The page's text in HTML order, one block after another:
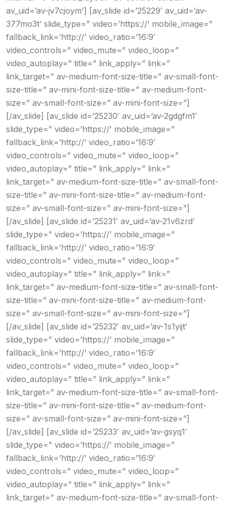
av_uid=’av-jv7cjoym’] [av_slide id=’25229′ av_uid=’av-
377mo3t’ slide_type=” video=’https://’ mobile_image=”
fallback_link=’http://’ video_ratio=’16:9′
video_controls=” video_mute=” video_loop=”
video_autoplay=” title=” link_apply=” link=”
link_target=” av-medium-font-size-title=” av-small-font-
size-title=” av-mini-font-size-title=” av-medium-font-
size=” av-small-font-size=” av-mini-font-size=”]
[/av_slide] [av_slide id=’25230′ av_uid=’av-2gdgfm1′
slide_type=” video=’https://’ mobile_image=”
fallback_link=’http://’ video_ratio=’16:9′
video_controls=” video_mute=” video_loop=”
video_autoplay=” title=” link_apply=” link=”
link_target=” av-medium-font-size-title=” av-small-font-
size-title=” av-mini-font-size-title=” av-medium-font-
size=” av-small-font-size=” av-mini-font-size=”]
[/av_slide] [av_slide id=’25231′ av_uid=’av-21v6zrd’
slide_type=” video=’https://’ mobile_image=”
fallback_link=’http://’ video_ratio=’16:9′
video_controls=” video_mute=” video_loop=”
video_autoplay=” title=” link_apply=” link=”
link_target=” av-medium-font-size-title=” av-small-font-
size-title=” av-mini-font-size-title=” av-medium-font-
size=” av-small-font-size=” av-mini-font-size=”]
[/av_slide] [av_slide id=’25232′ av_uid=’av-1s1yijt’
slide_type=” video=’https://’ mobile_image=”
fallback_link=’http://’ video_ratio=’16:9′
video_controls=” video_mute=” video_loop=”
video_autoplay=” title=” link_apply=” link=”
link_target=” av-medium-font-size-title=” av-small-font-
size-title=” av-mini-font-size-title=” av-medium-font-
size=” av-small-font-size=” av-mini-font-size=”]
[/av_slide] [av_slide id=’25233′ av_uid=’av-gsyq1′
slide_type=” video=’https://’ mobile_image=”
fallback_link=’http://’ video_ratio=’16:9′
video_controls=” video_mute=” video_loop=”
video_autoplay=” title=” link_apply=” link=”
link_target=” av-medium-font-size-title=” av-small-font-